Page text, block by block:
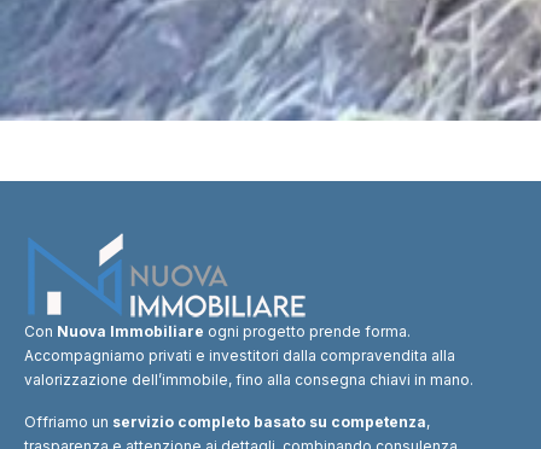
Con Nuova Immobiliare ogni progetto prende forma.
Accompagniamo privati e investitori dalla compravendita alla
valorizzazione dell’immobile, fino alla consegna chiavi in mano.
Offriamo un servizio completo basato su competenza,